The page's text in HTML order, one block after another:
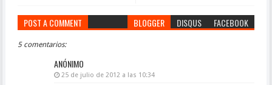
POST A COMMENT BLOGGER DISQUS FACEBOOK
5 comentarios:
ANÓNIMO
25 de julio de 2012 a las 10:34